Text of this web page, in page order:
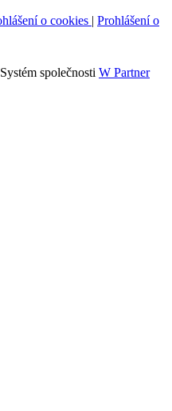
o cookies | Prohlášení o
společnosti W Partner